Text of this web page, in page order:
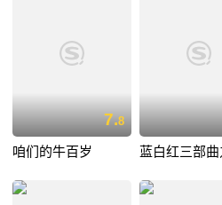
7.8
咱们的牛百岁 蓝白红三部曲